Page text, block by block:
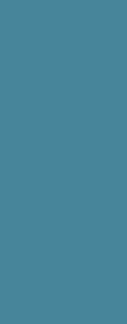
remarquables.
découvrir
inconnus des
un regard
spiritualité,
Ce livre est
sentiment
beauté
d’immersion
le photographe
La préface de
contrepoint de